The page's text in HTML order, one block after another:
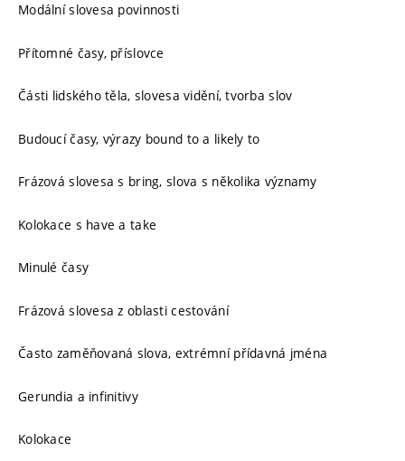
Modální slovesa povinnosti
Přítomné časy, příslovce
Části lidského těla, slovesa vidění, tvorba slov
Budoucí časy, výrazy bound to a likely to
Frázová slovesa s bring, slova s několika významy
Kolokace s have a take
Minulé časy
Frázová slovesa z oblasti cestování
Často zaměňovaná slova, extrémní přídavná jména
Gerundia a infinitivy
Kolokace